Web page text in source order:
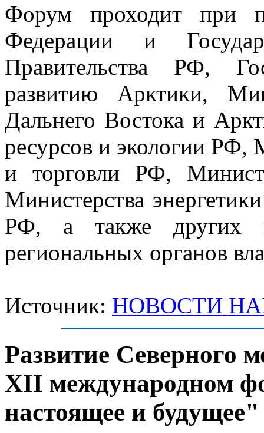
Форум проходит при
Федерации и
Правительства РФ,
развитию Арктики,
Дальнего Востока и
ресурсов и экологии РФ,
и торговли РФ,
Министерства
РФ, а также других
региональных органов
Источник: НОВОСТИ
Развитие Северного
XII международном
настоящее и будущее"